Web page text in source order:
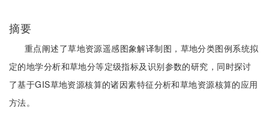
摘要
重点阐述了草地资源遥感图象解译制图，草地分类图例系统拟
定的地学分析和草地分等定级指标及识别参数的研究，同时探讨
了基于GIS草地资源核算的诸因素特征分析和草地资源核算的应用
方法。